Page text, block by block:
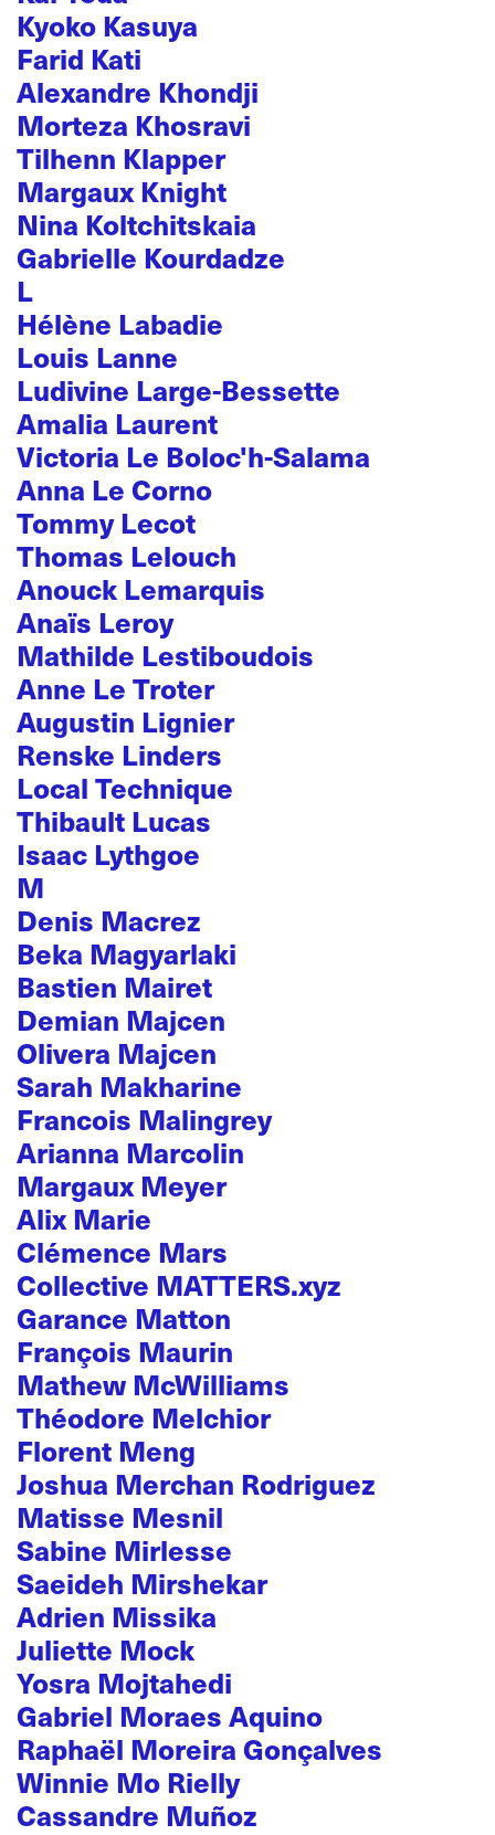
Kyoko Kasuya
Farid Kati
Alexandre Khondji
Morteza Khosravi
Tilhenn Klapper
Margaux Knight
Nina Koltchitskaia
Gabrielle Kourdadze
L
Hélène Labadie
Louis Lanne
Ludivine Large-Bessette
Amalia Laurent
Victoria Le Boloc'h-Salama
Anna Le Corno
Tommy Lecot
Thomas Lelouch
Anouck Lemarquis
Anaïs Leroy
Mathilde Lestiboudois
Anne Le Troter
Augustin Lignier
Renske Linders
Local Technique
Thibault Lucas
Isaac Lythgoe
M
Denis Macrez
Beka Magyarlaki
Bastien Mairet
Demian Majcen
Olivera Majcen
Sarah Makharine
Francois Malingrey
Arianna Marcolin
Margaux Meyer
Alix Marie
Clémence Mars
Collective MATTERS.xyz
Garance Matton
François Maurin
Mathew McWilliams
Théodore Melchior
Florent Meng
Joshua Merchan Rodriguez
Matisse Mesnil
Sabine Mirlesse
Saeideh Mirshekar
Adrien Missika
Juliette Mock
Yosra Mojtahedi
Gabriel Moraes Aquino
Raphaël Moreira Gonçalves
Winnie Mo Rielly
Cassandre Muñoz